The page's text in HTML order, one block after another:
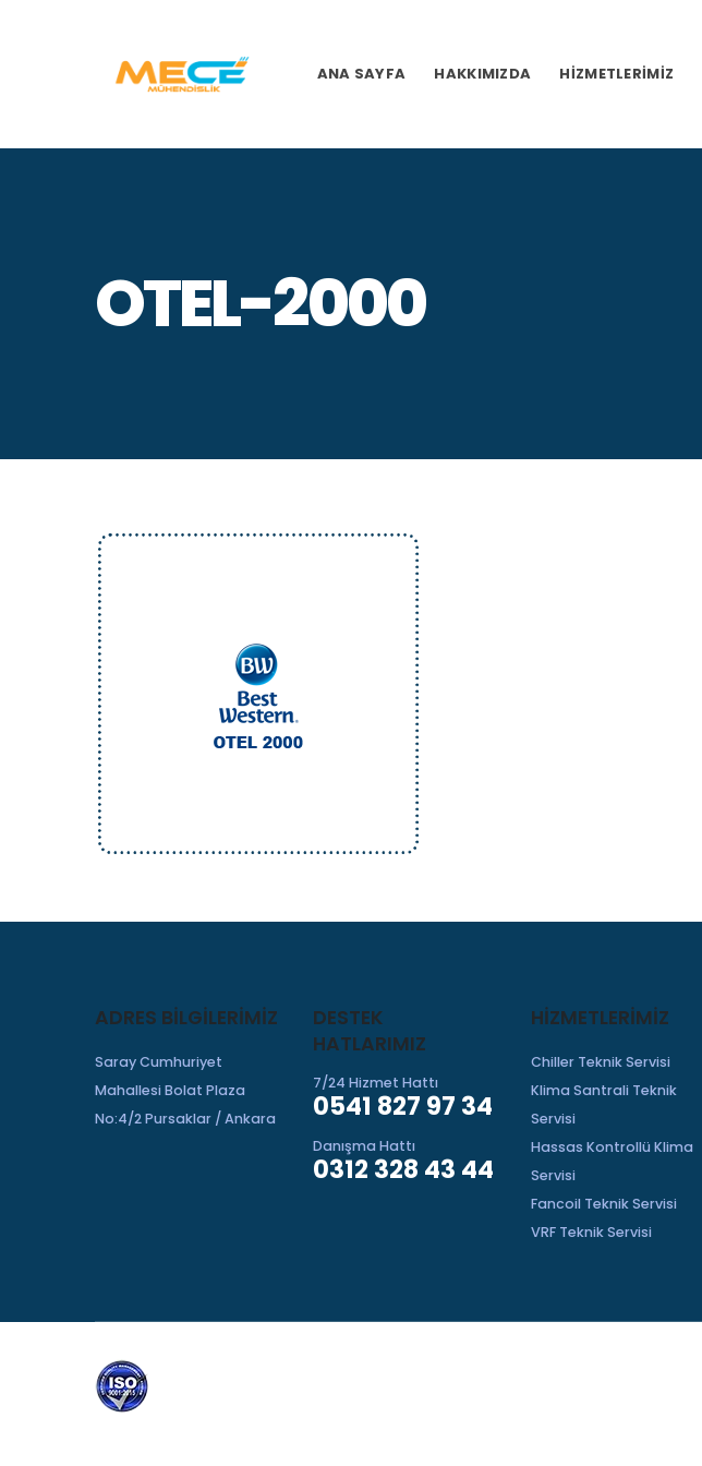
ANA SAYFA HAKKIMIZDA HIZMETLERIMIZ
OTEL-2000
ADRES BILGILERIMIZ
Saray Cumhuriyet
Mahallesi Bolat Plaza
No:4/2 Pursaklar / Ankara
DESTEK
HATLARIMIZ
7/24 Hizmet Hattı
0541 827 97 34
Danışma Hattı
0312 328 43 44
HIZMETLERIMIZ
Chiller Teknik Servisi
Klima Santrali Teknik
Servisi
Hassas Kontrollü Klima
Servisi
Fancoil Teknik Servisi
VRF Teknik Servisi